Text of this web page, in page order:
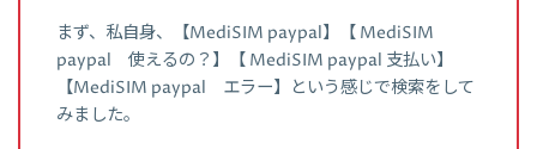
まず、私自身、【MediSIM paypal】【 MediSIM
paypal 使えるの？】【 MediSIM paypal 支払い】
【MediSIM paypal エラー】という感じで検索をして
みました。